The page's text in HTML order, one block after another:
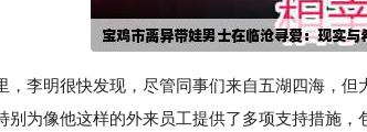
，李明很快发现，尽管同事们来自五湖四海，
别为像他这样的外来员工提供了多项支持措施